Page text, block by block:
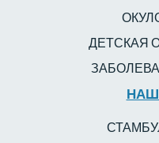
ДЕТСКАЯ